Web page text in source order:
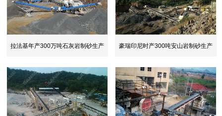
拉法基年产300万吨石灰岩制砂生产 豪瑞印尼时产300吨安山岩制砂生产